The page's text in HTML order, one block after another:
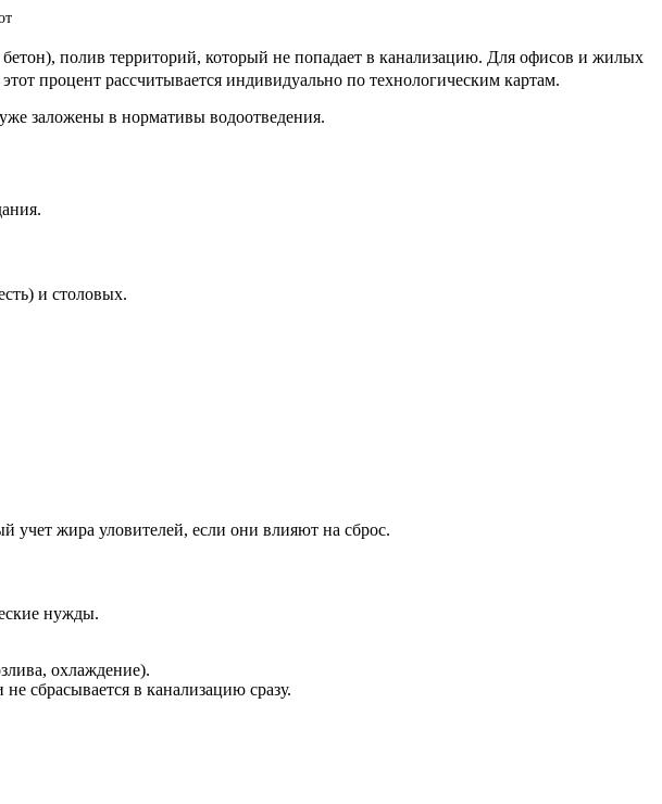
Q_{сут} - P_{пот}
полив территорий, который не попадает в канализацию. Для офисов и жилых
процент рассчитывается индивидуально по технологическим картам.
заложены в нормативы водоотведения.
и столовых.
учет жира уловителей, если они влияют на сброс.
нужды.
охлаждение).
сбрасывается в канализацию сразу.